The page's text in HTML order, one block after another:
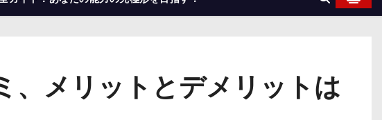
、メリットとデメリットは